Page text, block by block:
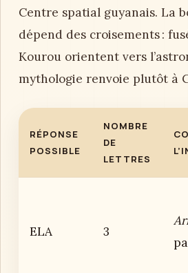
Centre spatial guyanais. La
dépend des croisements :
Kourou orientent vers
mythologie renvoie plutôt à
RÉPONSE
POSSIBLE
NOMBRE
DE
LETTRES
ELA 3